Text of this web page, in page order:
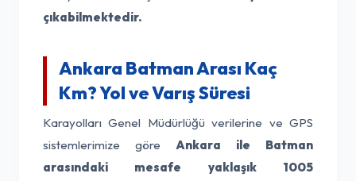
çıkabilmektedir.
Ankara Batman Arası Kaç
Km? Yol ve Varış Süresi
Karayolları Genel Müdürlüğü verilerine ve GPS
sistemlerimize göre Ankara ile Batman
arasındaki mesafe yaklaşık 1005